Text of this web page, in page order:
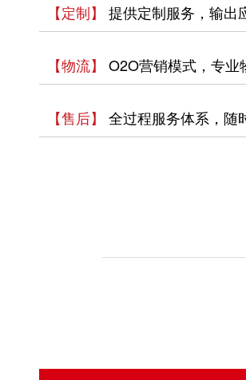
【定制】 提供定制服务，输出
【物流】 O2O营销模式，专业
【售后】 全过程服务体系，随